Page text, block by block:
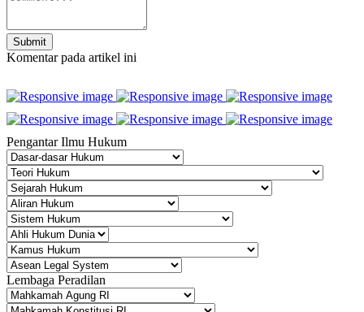
Submit
Komentar pada artikel ini
Pengantar Ilmu Hukum
Lembaga Peradilan